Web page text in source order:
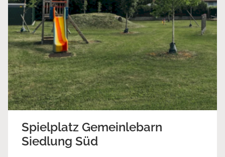
Spielplatz Gemeinlebarn
Siedlung Süd